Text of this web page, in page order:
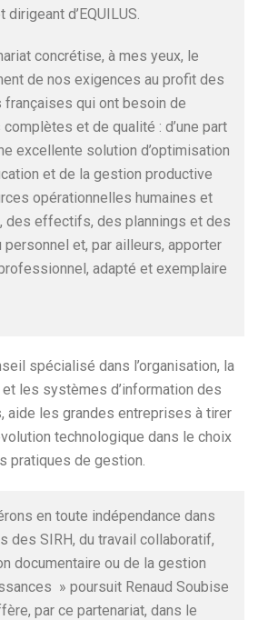
dirigeant d’EQUILUS.
concrétise, à mes yeux, le
de nos exigences au profit des
qui ont besoin de
et de qualité : d’une part
excellente solution d’optimisation
et de la gestion productive
opérationnelles humaines et
des effectifs, des plannings et des
et, par ailleurs, apporter
adapté et exemplaire
spécialisé dans l’organisation, la
les systèmes d’information des
aide les grandes entreprises à tirer
technologique dans le choix
pratiques de gestion.
en toute indépendance dans
des SIRH, du travail collaboratif,
documentaire ou de la gestion
» poursuit Renaud Soubise
par ce partenariat, dans le